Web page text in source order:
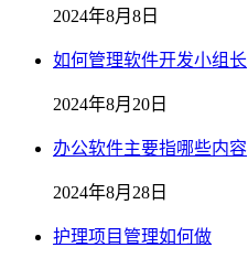
2024年8月8日
如何管理软件开发小组长
2024年8月20日
办公软件主要指哪些内容
2024年8月28日
护理项目管理如何做